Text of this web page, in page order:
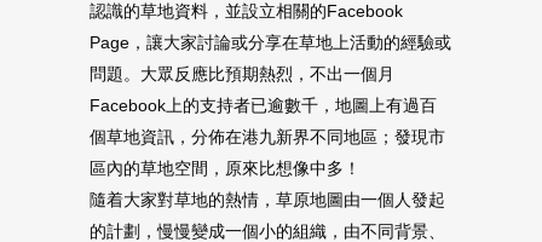
認識的草地資料，並設立相關的Facebook
Page，讓大家討論或分享在草地上活動的經驗或
問題。大眾反應比預期熱烈，不出一個月
Facebook上的支持者已逾數千，地圖上有過百
個草地資訊，分佈在港九新界不同地區；發現市
區內的草地空間，原來比想像中多！
隨着大家對草地的熱情，草原地圖由一個人發起
的計劃，慢慢變成一個小的組織，由不同背景、